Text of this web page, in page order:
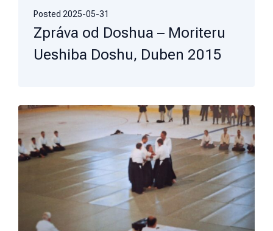
Posted 2025-05-31
Zpráva od Doshua – Moriteru
Ueshiba Doshu, Duben 2015